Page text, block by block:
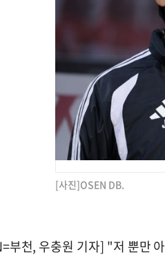
[사진]OSEN DB.
부천, 우충원 기자] "저 뿐만